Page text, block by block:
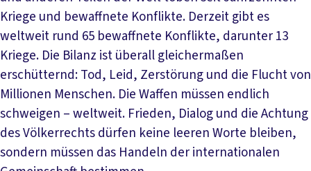
Kriege und bewaffnete Konflikte. Derzeit gibt es
weltweit rund 65 bewaffnete Konflikte, darunter 13
Kriege. Die Bilanz ist überall gleichermaßen
erschütternd: Tod, Leid, Zerstörung und die Flucht von
Millionen Menschen. Die Waffen müssen endlich
schweigen – weltweit. Frieden, Dialog und die Achtung
des Völkerrechts dürfen keine leeren Worte bleiben,
sondern müssen das Handeln der internationalen